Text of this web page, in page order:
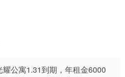
公寓1.31到期，年租金6000